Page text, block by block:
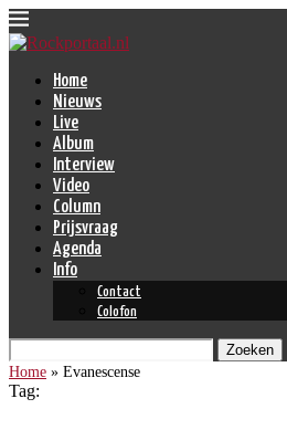
Home
Nieuws
Live
Album
Interview
Video
Column
Prijsvraag
Agenda
Info
Contact
Colofon
Zoeken
Home » Evanescense
Tag: